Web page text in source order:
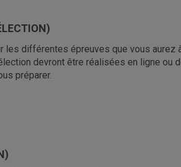
les différentes épreuves que vous aurez
devront être réalisées en ligne ou
préparer.